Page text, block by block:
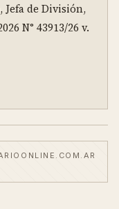
Jefa de División,
N° 43913/26 v.